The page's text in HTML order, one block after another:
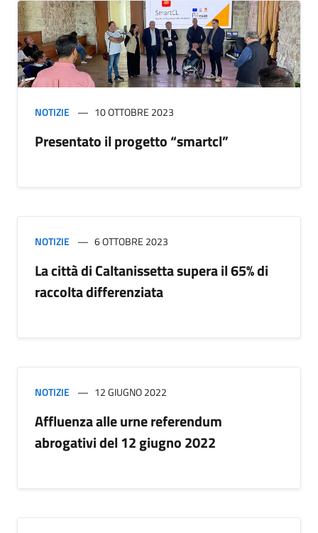
NOTIZIE 10 OTTOBRE 2023
Presentato il progetto “smartcl”
NOTIZIE 6 OTTOBRE 2023
La città di Caltanissetta supera il 65% di
raccolta differenziata
NOTIZIE 12 GIUGNO 2022
Affluenza alle urne referendum
abrogativi del 12 giugno 2022